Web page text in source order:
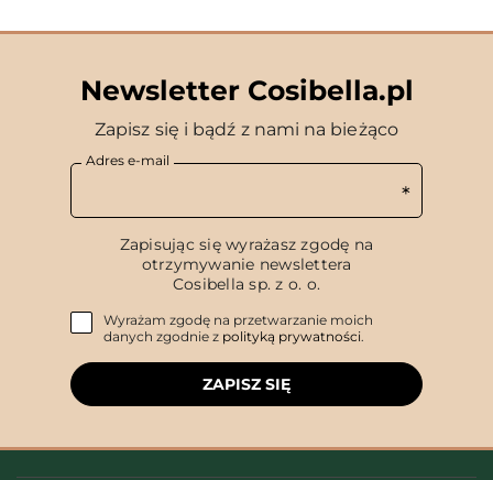
Newsletter Cosibella.pl
Zapisz się i bądź z nami na bieżąco
Adres e-mail
Zapisując się wyrażasz zgodę na
otrzymywanie newslettera
Cosibella sp. z o. o.
Wyrażam zgodę na przetwarzanie moich
danych zgodnie z polityką prywatności.
ZAPISZ SIĘ